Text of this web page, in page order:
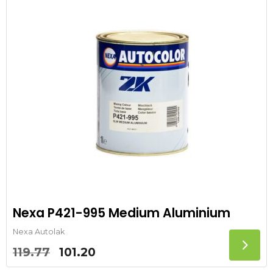
Nexa P421-995 Medium Aluminium
Nexa Autolak
119.77
Oorspronkelijke
prijs
101.20
prijs